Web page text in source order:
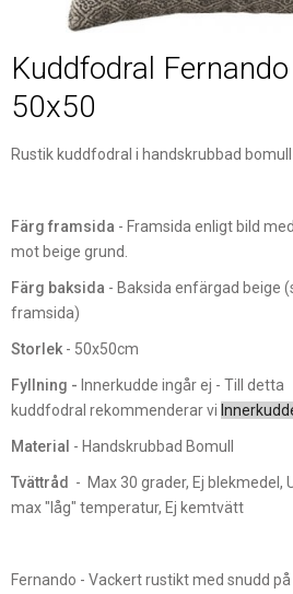
Kuddfodral
50x50
Rustik kuddfodral i handskrubbad
Färg framsida - Framsida enligt bild
mot beige grund.
Färg baksida - Baksida enfärgad beige
framsida)
Storlek - 50x50cm
Fyllning - Innerkudde ingår ej - Till detta
kuddfodral rekommenderar vi
Material - Handskrubbad Bomull
Tvättråd - Max 30 grader, Ej blekmedel,
max "låg" temperatur, Ej kemtvätt
Fernando - Vackert rustikt med snudd